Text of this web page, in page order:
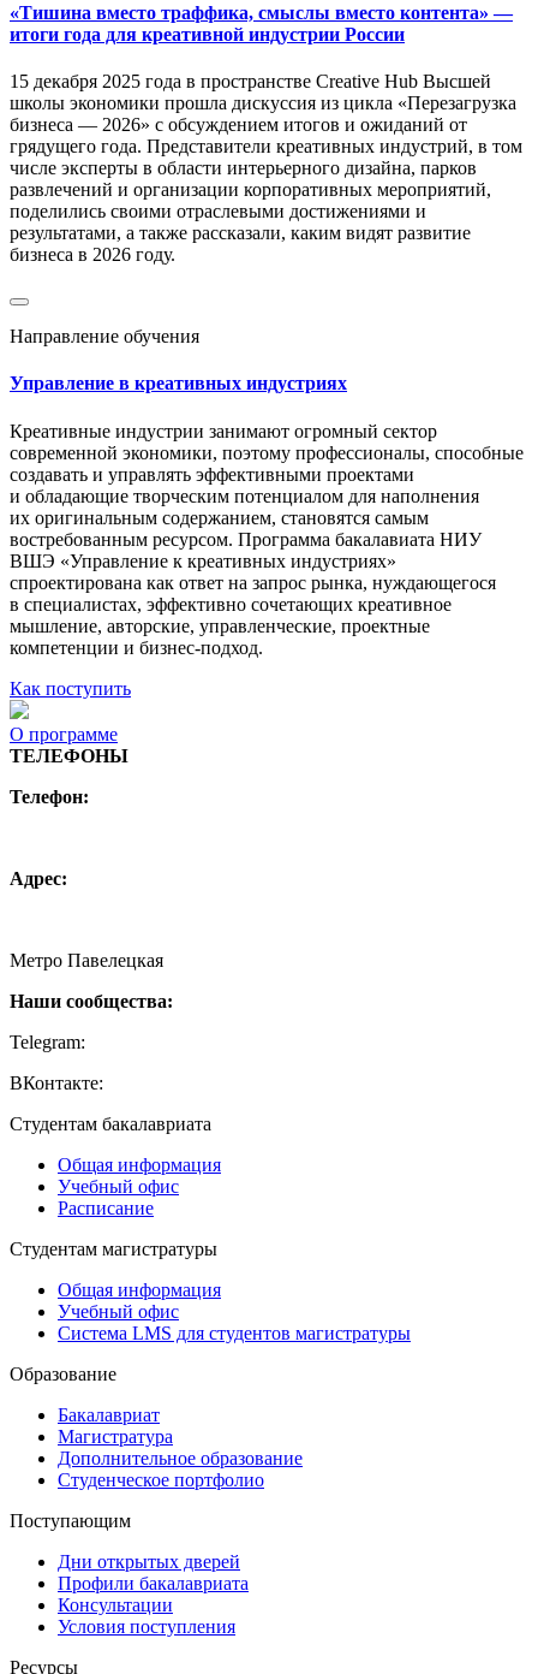
«Тишина вместо траффика, смыслы вместо контента» —
итоги года для креативной индустрии России
15 декабря 2025 года в пространстве Creative Hub Высшей
школы экономики прошла дискуссия из цикла «Перезагрузка
бизнеса — 2026» с обсуждением итогов и ожиданий от
грядущего года. Представители креативных индустрий, в том
числе эксперты в области интерьерного дизайна, парков
развлечений и организации корпоративных мероприятий,
поделились своими отраслевыми достижениями и
результатами, а также рассказали, каким видят развитие
бизнеса в 2026 году.
Направление обучения
Управление в креативных индустриях
Креативные индустрии занимают огромный сектор
современной экономики, поэтому профессионалы, способные
создавать и управлять эффективными проектами
и обладающие творческим потенциалом для наполнения
их оригинальным содержанием, становятся самым
востребованным ресурсом. Программа бакалавиата НИУ
ВШЭ «Управление к креативных индустриях»
спроектирована как ответ на запрос рынка, нуждающегося
в специалистах, эффективно сочетающих креативное
мышление, авторские, управленческие, проектные
компетенции и бизнес-подход.
Как поступить
О программе
ТЕЛЕФОНЫ
Телефон:
Адрес:
Метро Павелецкая
Наши сообщества:
Telegram:
ВКонтакте:
Студентам бакалавриата
Общая информация
Учебный офис
Расписание
Студентам магистратуры
Общая информация
Учебный офис
Система LMS для студентов магистратуры
Образование
Бакалавриат
Магистратура
Дополнительное образование
Студенческое портфолио
Поступающим
Дни открытых дверей
Профили бакалавриата
Консультации
Условия поступления
Ресурсы